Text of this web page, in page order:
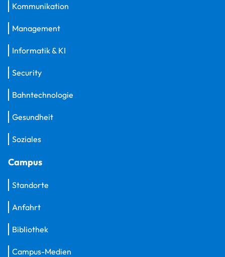
Kommunikation
Management
Informatik & KI
Security
Bahntechnologie
Gesundheit
Soziales
Campus
Standorte
Anfahrt
Bibliothek
Campus-Medien